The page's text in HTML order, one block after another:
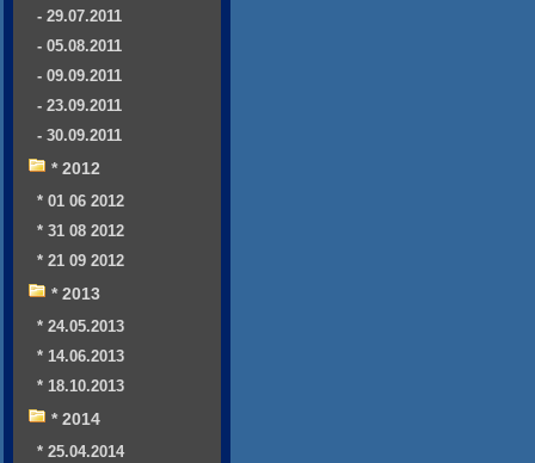
- 29.07.2011
- 05.08.2011
- 09.09.2011
- 23.09.2011
- 30.09.2011
* 2012
* 01 06 2012
* 31 08 2012
* 21 09 2012
* 2013
* 24.05.2013
* 14.06.2013
* 18.10.2013
* 2014
* 25.04.2014